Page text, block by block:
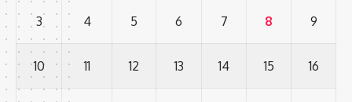
3 4 5 6 7 8 9
10 11 12 13 14 15 16